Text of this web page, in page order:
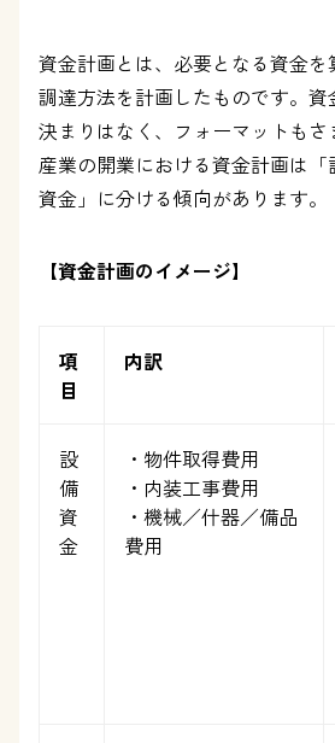
資金計画とは、必要となる資金
調達方法を計画したものです。
決まりはなく、フォーマットも
産業の開業における資金計画は
資金」に分ける傾向があります。
【資金計画のイメージ】
項
目
内訳
設
備
資
金
・物件取得費用
・内装工事費用
・機械／什器／備品
費用